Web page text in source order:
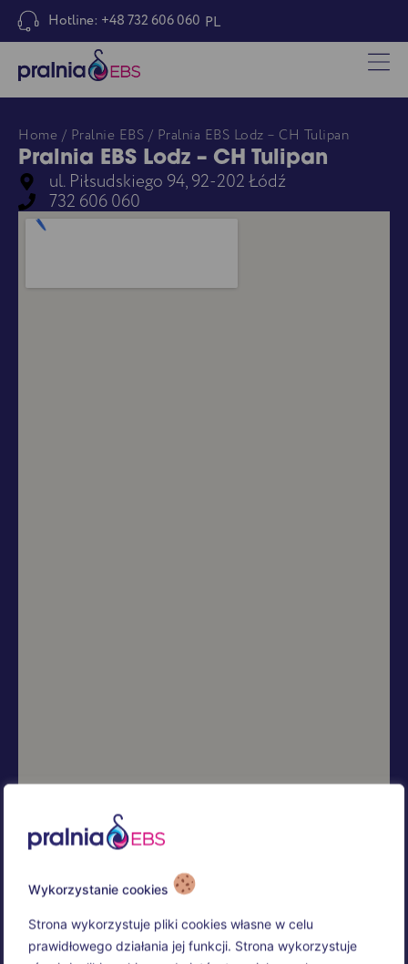
Wykorzystanie cookies
Strona wykorzystuje pliki cookies własne w celu
prawidłowego działania jej funkcji. Strona wykorzystuje
Hotline: +48 732 606 060 PL
Home / Pralnie EBS / Pralnia EBS Lodz – CH Tulipan
Pralnia EBS Lodz – CH Tulipan
ul. Piłsudskiego 94, 92-202 Łódź
732 606 060